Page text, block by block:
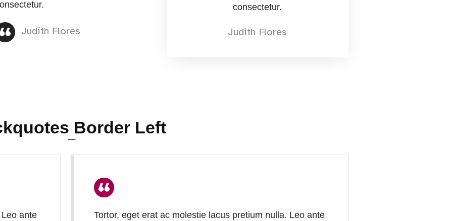
Judith Flores
consectetur.
Judith Flores
Border Left
ante
Tortor, eget erat ac molestie lacus pretium nulla. Leo ante